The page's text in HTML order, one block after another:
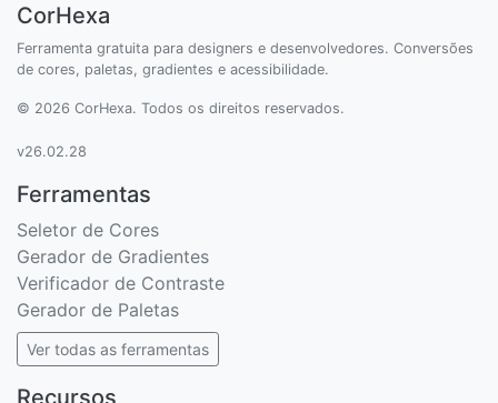
CorHexa
Ferramenta gratuita para designers e desenvolvedores. Conversões
de cores, paletas, gradientes e acessibilidade.
© 2026 CorHexa. Todos os direitos reservados.
v26.02.28
Ferramentas
Seletor de Cores
Gerador de Gradientes
Verificador de Contraste
Gerador de Paletas
Ver todas as ferramentas
Recursos